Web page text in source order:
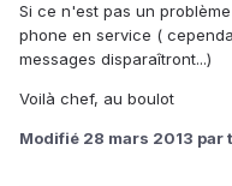
Si ce n'est pas un
phone en service (
messages disparaîtront...)
Voilà chef, au boulot
Modifié 28 mars 2013 par